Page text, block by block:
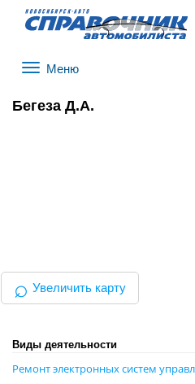
Бегеза Д.А.
⌕ Увеличить карту
Виды деятельности
Ремонт электронных систем